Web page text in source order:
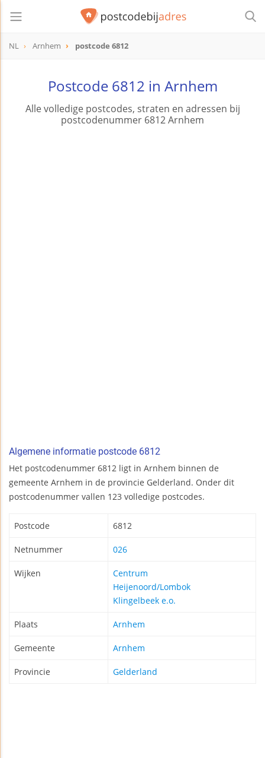
NL Arnhem postcode 6812
Postcode 6812 in Arnhem
Alle volledige postcodes, straten en adressen bij
postcodenummer 6812 Arnhem
Algemene informatie postcode 6812
Het postcodenummer 6812 ligt in Arnhem binnen de
gemeente Arnhem in de provincie Gelderland. Onder dit
postcodenummer vallen 123 volledige postcodes.
Postcode 6812
Netnummer 026
Wijken
Centrum
Heijenoord/Lombok
Klingelbeek e.o.
Plaats Arnhem
Gemeente Arnhem
Provincie Gelderland